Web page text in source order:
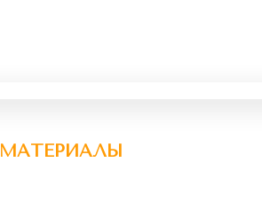
МАТЕРИАЛЫ